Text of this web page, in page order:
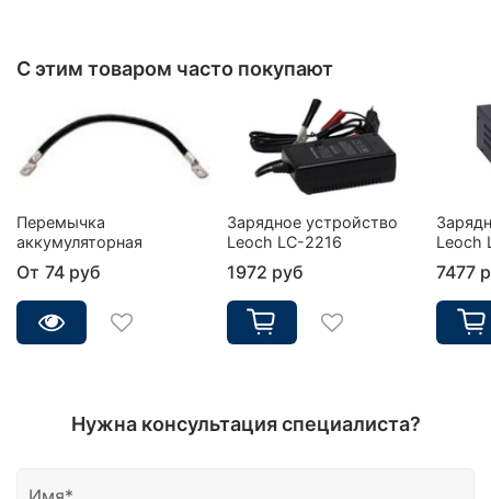
С этим товаром часто покупают
Перемычка
аккумуляторная
От 74 руб
Зарядное устройство
Leoch LC-2216
1972 руб
Leoch
7477
Нужна консультация специалиста?